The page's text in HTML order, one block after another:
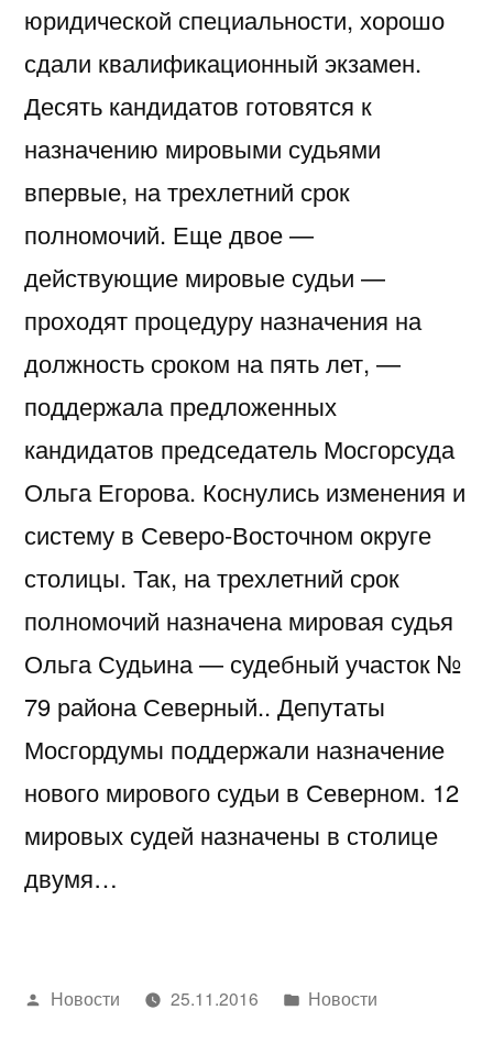
юридической специальности, хорошо
сдали квалификационный экзамен.
Десять кандидатов готовятся к
назначению мировыми судьями
впервые, на трехлетний срок
полномочий. Еще двое —
действующие мировые судьи —
проходят процедуру назначения на
должность сроком на пять лет, —
поддержала предложенных
кандидатов председатель Мосгорсуда
Ольга Егорова. Коснулись изменения и
систему в Северо-Восточном округе
столицы. Так, на трехлетний срок
полномочий назначена мировая судья
Ольга Судьина — судебный участок №
79 района Северный.. Депутаты
Мосгордумы поддержали назначение
нового мирового судьи в Северном. 12
мировых судей назначены в столице
двумя…
Написано
Новости 25.11.2016
Написано
Новости